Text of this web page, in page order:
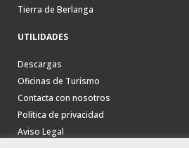
Tierra de Berlanga
UTILIDADES
Descargas
Oficinas de Turismo
Contacta con nosotros
Política de privacidad
Aviso Legal